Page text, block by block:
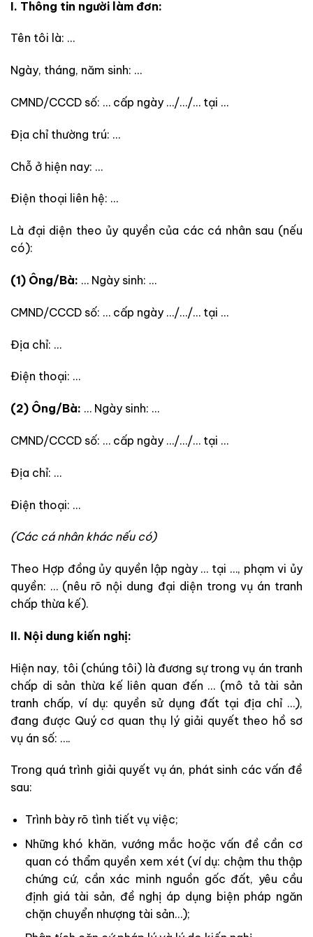
I. Thông tin người làm đơn:
Tên tôi là: …
Ngày, tháng, năm sinh: …
CMND/CCCD số: … cấp ngày …/…/… tại …
Địa chỉ thường trú: …
Chỗ ở hiện nay: …
Điện thoại liên hệ: …
Là đại diện theo ủy quyền của các cá nhân sau (nếu
có):
(1) Ông/Bà: … Ngày sinh: …
CMND/CCCD số: … cấp ngày …/…/… tại …
Địa chỉ: …
Điện thoại: …
(2) Ông/Bà: … Ngày sinh: …
CMND/CCCD số: … cấp ngày …/…/… tại …
Địa chỉ: …
Điện thoại: …
(Các cá nhân khác nếu có)
Theo Hợp đồng ủy quyền lập ngày … tại …, phạm vi ủy
quyền: … (nêu rõ nội dung đại diện trong vụ án tranh
chấp thừa kế).
II. Nội dung kiến nghị:
Hiện nay, tôi (chúng tôi) là đương sự trong vụ án tranh
chấp di sản thừa kế liên quan đến … (mô tả tài sản
tranh chấp, ví dụ: quyền sử dụng đất tại địa chỉ …),
đang được Quý cơ quan thụ lý giải quyết theo hồ sơ
vụ án số: ….
Trong quá trình giải quyết vụ án, phát sinh các vấn đề
sau:
Trình bày rõ tình tiết vụ việc;
Những khó khăn, vướng mắc hoặc vấn đề cần cơ
quan có thẩm quyền xem xét (ví dụ: chậm thu thập
chứng cứ, cần xác minh nguồn gốc đất, yêu cầu
định giá tài sản, đề nghị áp dụng biện pháp ngăn
chặn chuyển nhượng tài sản…);